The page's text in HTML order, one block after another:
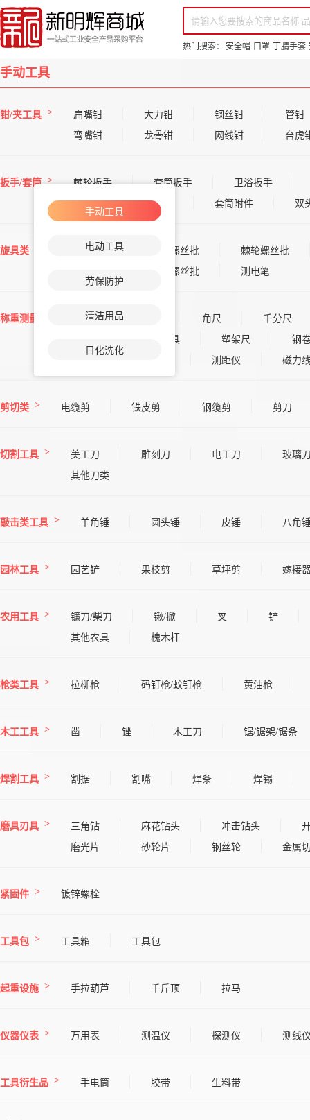
你好，欢迎来到新明辉！ 请登录
免费注册
专属服务 超低折扣价
热门搜索：
安全帽 口罩 丁腈手套
全部商品分类 场景采购 品
手动工具
电动工具
劳保防护
清洁用品
日化洗化
手动工具
钳/夹工具 扁嘴钳 大力钳 钢丝钳
管钳
弯嘴钳
龙骨钳 网线钳 台虎
扳手/套筒 棘轮扳手 套筒扳手
卫浴扳手
套筒
活口扳手 套筒附件 双
旋具类 一字螺丝批 十字螺丝批
棘轮螺丝批
穿芯螺丝批 测电笔
称重测量 钢直尺 角尺
千分尺
其他量具 塑架尺
钢
测距仪 磁力
剪切类 电缆剪 铁皮剪 钢缆剪 剪刀
切割工具 美工刀 雕刻刀 电工刀
玻璃
其他刀类
敲击类工具 羊角锤 圆头锤 皮锤 八角
园林工具 园艺铲 果枝剪 草坪剪 嫁接
农用工具 镰刀/柴刀 锹/掀 叉
铲
其他农具
槐木杆
枪类工具 拉柳枪 码钉枪/蚊钉枪 黄油枪
木工工具 凿 锉 木工刀 锯/锯架/锯条
焊割工具 割据 割嘴 焊条 焊锡
磨具刃具 三角钻 麻花钻头 冲击钻头
磨光片
砂轮片 钢丝轮 金属
紧固件 镀锌螺栓
工具包 工具箱 工具包
起重设施 手拉葫芦 千斤顶 拉马
仪器仪表 万用表 测温仪 探测仪 测线
工具衍生品 手电筒 胶带 生料带